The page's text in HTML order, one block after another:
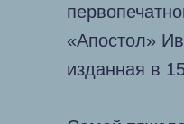
«Апостол»
изданная в